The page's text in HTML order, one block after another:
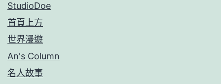
StudioDoe
首頁上方
世界漫遊
An's Column
名人故事